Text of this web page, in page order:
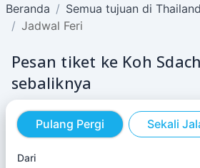
Beranda Semua tujuan di Thailand
Jadwal Feri
Pesan tiket ke Koh
sebaliknya
Pulang Pergi Sekali
Dari